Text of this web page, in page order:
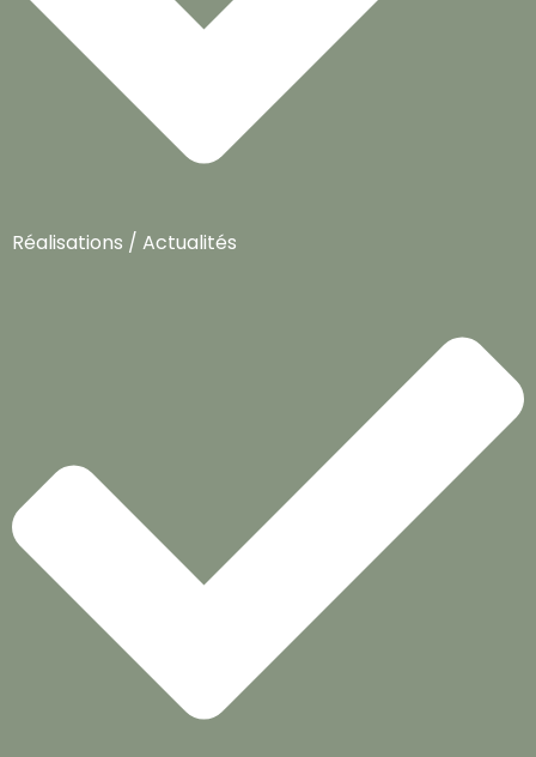
Réalisations / Actualités